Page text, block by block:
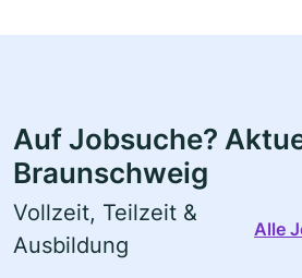
Auf Jobsuche?
Braunschweig
Vollzeit, Teilzeit &
Ausbildung
Alle